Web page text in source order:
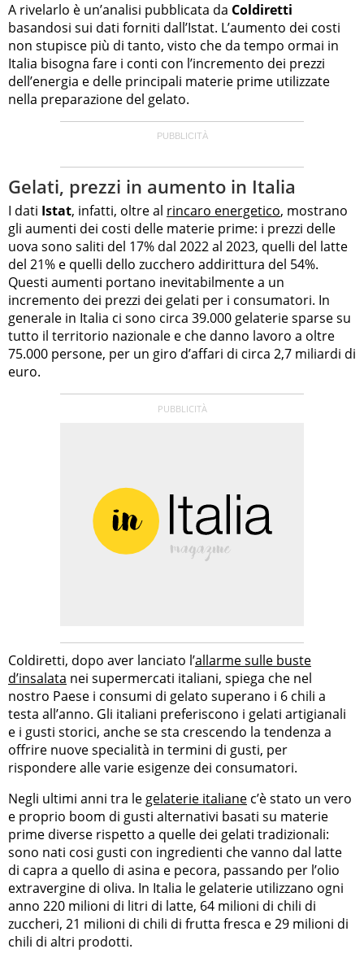
A rivelarlo è un’analisi pubblicata da Coldiretti
basandosi sui dati forniti dall’Istat. L’aumento dei costi
non stupisce più di tanto, visto che da tempo ormai in
Italia bisogna fare i conti con l’incremento dei prezzi
dell’energia e delle principali materie prime utilizzate
nella preparazione del gelato.
Gelati, prezzi in aumento in Italia
I dati Istat, infatti, oltre al rincaro energetico, mostrano
gli aumenti dei costi delle materie prime: i prezzi delle
uova sono saliti del 17% dal 2022 al 2023, quelli del latte
del 21% e quelli dello zucchero addirittura del 54%.
Questi aumenti portano inevitabilmente a un
incremento dei prezzi dei gelati per i consumatori. In
generale in Italia ci sono circa 39.000 gelaterie sparse su
tutto il territorio nazionale e che danno lavoro a oltre
75.000 persone, per un giro d’affari di circa 2,7 miliardi di
euro.
Coldiretti, dopo aver lanciato l’allarme sulle buste
d’insalata nei supermercati italiani, spiega che nel
nostro Paese i consumi di gelato superano i 6 chili a
testa all’anno. Gli italiani preferiscono i gelati artigianali
e i gusti storici, anche se sta crescendo la tendenza a
offrire nuove specialità in termini di gusti, per
rispondere alle varie esigenze dei consumatori.
Negli ultimi anni tra le gelaterie italiane c’è stato un vero
e proprio boom di gusti alternativi basati su materie
prime diverse rispetto a quelle dei gelati tradizionali:
sono nati cosi gusti con ingredienti che vanno dal latte
di capra a quello di asina e pecora, passando per l’olio
extravergine di oliva. In Italia le gelaterie utilizzano ogni
anno 220 milioni di litri di latte, 64 milioni di chili di
zuccheri, 21 milioni di chili di frutta fresca e 29 milioni di
chili di altri prodotti.